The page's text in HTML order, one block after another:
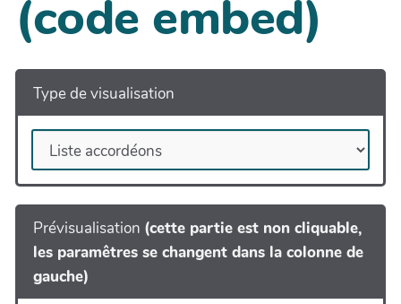
(code embed)
Type de visualisation
Prévisualisation (cette partie est non cliquable,
les paramêtres se changent dans la colonne de
gauche)